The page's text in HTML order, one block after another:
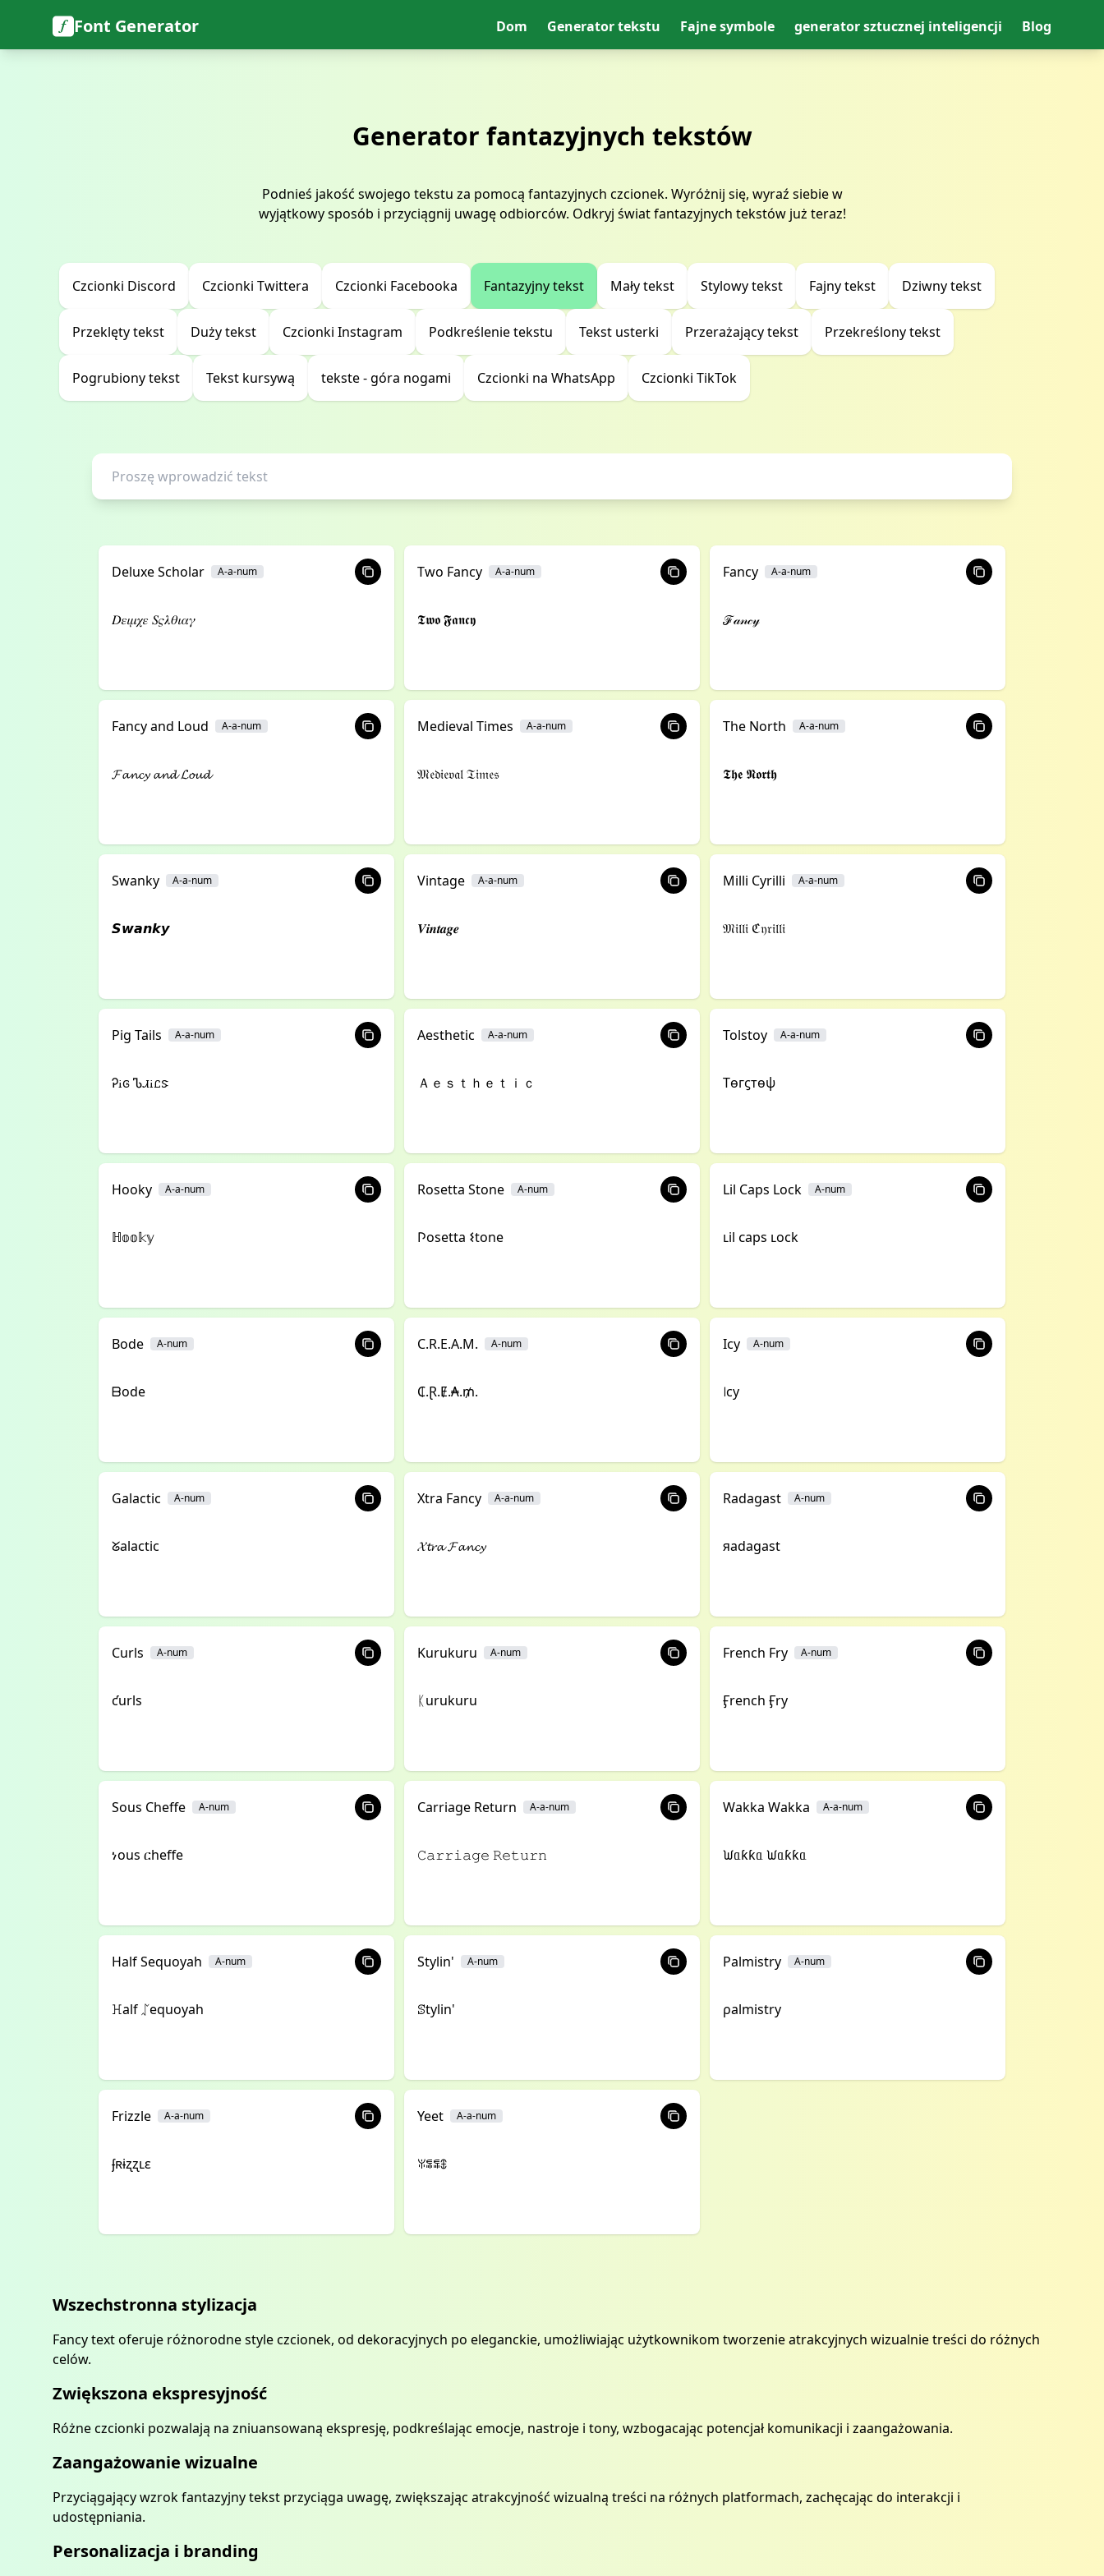
Font Generator Dom Generator tekstu Fajne symbole generator sztucznej inteligencji Blog
Generator fantazyjnych tekstów
Podnieś jakość swojego tekstu za pomocą fantazyjnych czcionek. Wyróżnij się, wyraź siebie w
wyjątkowy sposób i przyciągnij uwagę odbiorców. Odkryj świat fantazyjnych tekstów już teraz!
Czcionki Discord Czcionki Twittera Czcionki Facebooka Fantazyjny tekst Mały tekst Stylowy tekst Fajny tekst Dziwny tekst
Przeklęty tekst Duży tekst Czcionki Instagram Podkreślenie tekstu Tekst usterki Przerażający tekst Przekreślony tekst
Pogrubiony tekst Tekst kursywą tekste - góra nogami Czcionki na WhatsApp Czcionki TikTok
Deluxe Scholar A-a-num
𝐷𝜀𝜄𝜇𝜒𝜀 𝑆𝜍𝜆𝜃𝜄𝛼𝛾
Two Fancy A-a-num
𝕿𝖜𝖔 𝕱𝖆𝖓𝖈𝖞
Fancy A-a-num
ℱ𝒶𝓃𝒸𝓎
Fancy and Loud A-a-num
𝓕𝓪𝓷𝓬𝔂 𝓪𝓷𝓭 𝓛𝓸𝓾𝓭
Medieval Times A-a-num
𝔐𝔢𝔡𝔦𝔢𝔳𝔞𝔩 𝔗𝔦𝔪𝔢𝔰
The North A-a-num
𝕿𝖍𝖊 𝕹𝖔𝖗𝖙𝖍
Swanky A-a-num
𝙎𝙬𝙖𝙣𝙠𝙮
Vintage A-a-num
𝑽𝒊𝒏𝒕𝒂𝒈𝒆
Milli Cyrilli A-a-num
𝔐𝔦𝔩𝔩𝔦 ℭ𝔶𝔯𝔦𝔩𝔩𝔦
Pig Tails A-a-num
Ꭾꭵꮆ Ꮦꮧꭵꮭꮥ
Aesthetic A-a-num
Ａｅｓｔｈｅｔｉｃ
Tolstoy A-a-num
Tѳгϛтѳѱ
Hooky A-a-num
ℍ𝕠𝕠𝕜𝕪
Rosetta Stone A-num
𐌐osetta 𐌔tone
Lil Caps Lock A-num
ʟil ᴄaps ʟock
Bode A-num
ᗷode
C.R.E.A.M. A-num
₵.Ɽ.Ɇ.₳.₥.
Icy A-num
꒐cy
Galactic A-num
ᘜalactic
Xtra Fancy A-a-num
𝓧𝓽𝓻𝓪 𝓕𝓪𝓷𝓬𝔂
Radagast A-num
яadagast
Curls A-num
ƈurls
Kurukuru A-num
ᛕurukuru
French Fry A-num
Ӻrench Ӻry
Sous Cheffe A-num
ነous ርheffe
Carriage Return A-a-num
𝙲𝚊𝚛𝚛𝚒𝚊𝚐𝚎 𝚁𝚎𝚝𝚞𝚛𝚗
Wakka Wakka A-a-num
ᙎᥲƙƙᥲ ᙎᥲƙƙᥲ
Half Sequoyah A-num
ꖾalf ᛢequoyah
Stylin' A-num
ꕷtylin'
Palmistry A-num
ρalmistry
Frizzle A-a-num
ʄʀɨʐʐʟɛ
Yeet A-a-num
ꐟꁄꁄꇞ
Wszechstronna stylizacja
Fancy text oferuje różnorodne style czcionek, od dekoracyjnych po eleganckie, umożliwiając użytkownikom tworzenie atrakcyjnych wizualnie treści do różnych
celów.
Zwiększona ekspresyjność
Różne czcionki pozwalają na zniuansowaną ekspresję, podkreślając emocje, nastroje i tony, wzbogacając potencjał komunikacji i zaangażowania.
Zaangażowanie wizualne
Przyciągający wzrok fantazyjny tekst przyciąga uwagę, zwiększając atrakcyjność wizualną treści na różnych platformach, zachęcając do interakcji i
udostępniania.
Personalizacja i branding